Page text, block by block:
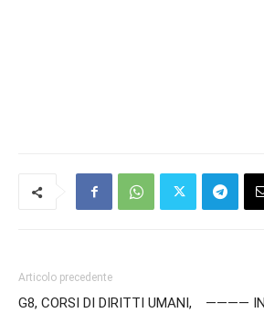
Articolo precedente
G8, CORSI DI DIRITTI UMANI,
————